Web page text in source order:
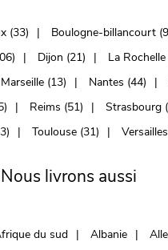
(33)
Boulogne-billancourt
Dijon (21)
La
Marseille (13) Nantes (44)
Reims (51)
Strasbourg
Toulouse (31)
Nous livrons aussi
du sud Albanie